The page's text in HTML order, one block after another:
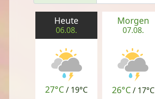
Heute
06.08.
27°C/ 19°C
Morgen
07.08.
26°C/ 17°C